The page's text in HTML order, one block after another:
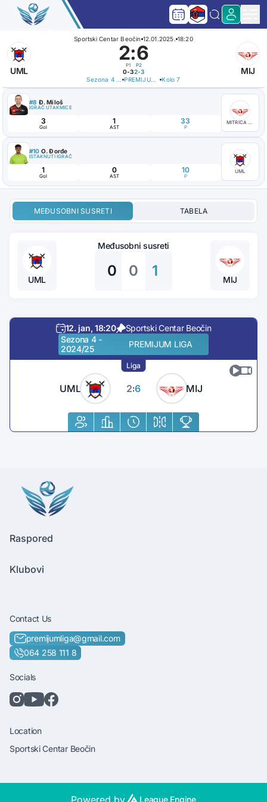
Sportski Centar Beočin 12.01.2025. 18:20
UML
2:6
P1
0-3
P2
2-3 MIJ
Sezona 4 - 2024/25 PREMIJUM LIGA Kolo 7
#8 Đ. Miloš
IGRAČ UTAKMICE
3
Gol
1
AST
33
P
MITRICA JUNAJTED
#10 O. Đorđe
ISTAKNUTI IGRAČ
1
Gol
0
AST
10
P
UML
MEĐUSOBNI SUSRETI TABELA
UML
Međusobni susreti
0 0 1
MIJ
12. jan, 18:20
Sportski Centar Beočin
Sezona 4 -
2024/25
PREMIJUM LIGA
UML 2:6 MIJ
Liga
Raspored
Klubovi
Contact Us
premijumliga@gmail.com
064 258 111 8
Socials
Location
Sportski Centar Beočin
Powered by League Engine